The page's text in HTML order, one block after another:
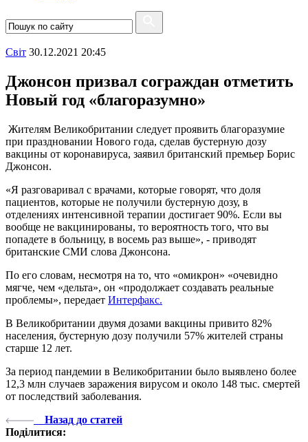
Свiт 30.12.2021 20:45
Джонсон призвал сограждан отметить
Новый год «благоразумно»
Жителям Великобритании следует проявить благоразумие
при праздновании Нового года, сделав бустерную дозу
вакцины от коронавируса, заявил британский премьер Борис
Джонсон.
«Я разговаривал с врачами, которые говорят, что доля
пациентов, которые не получили бустерную дозу, в
отделениях интенсивной терапии достигает 90%. Если вы
вообще не вакцинированы, то вероятность того, что вы
попадете в больницу, в восемь раз выше», - приводят
британские СМИ слова Джонсона.
По его словам, несмотря на то, что «омикрон» «очевидно
мягче, чем «дельта», он «продолжает создавать реальные
проблемы», передает Интерфакс.
В Великобритании двумя дозами вакцины привито 82%
населения, бустерную дозу получили 57% жителей страны
старше 12 лет.
За период пандемии в Великобритании было выявлено более
12,3 млн случаев заражения вирусом и около 148 тыс. смертей
от последствий заболевания.
Назад до статей
Поділитися: